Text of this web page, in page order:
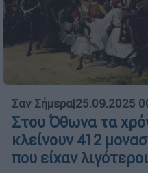
Σαν Σήμερα|25.09.2025
Στου Όθωνα τα
κλείνουν 412
που είχαν